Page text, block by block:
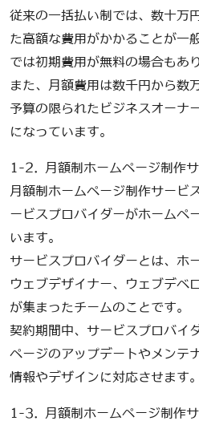
従来の一括払い制では、数十万
た高額な費用がかかることが一
では初期費用が無料の場合もあ
また、月額費用は数千円から数
予算の限られたビジネスオーナ
になっています。
1-2. 月額制ホームページ制作
月額制ホームページ制作サービ
ービスプロバイダーがホームペ
います。
サービスプロバイダーとは、ホ
ウェブデザイナー、ウェブデベ
が集まったチームのことです。
契約期間中、サービスプロバイ
ページのアップデートやメンテ
情報やデザインに対応させます。
1-3. 月額制ホームページ制作